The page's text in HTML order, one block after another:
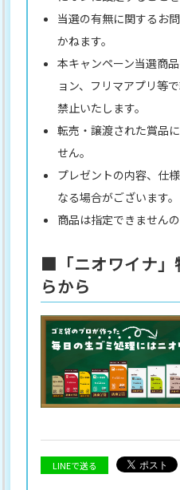
当選の有無に関するお
かねます。
本キャンペーン当選商
ョン、フリマアプリ等
禁止いたします。
転売・譲渡された賞品
せん。
プレゼントの内容、仕
なる場合がございます。
商品は指定できません
■「ニオワイナ」
らから
LINEで送る